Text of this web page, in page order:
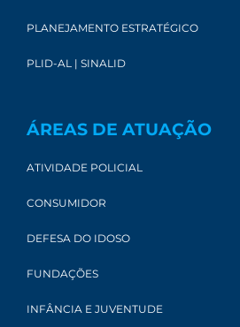
PLANEJAMENTO ESTRATÉGICO
PLID-AL | SINALID
ÁREAS DE ATUAÇÃO
ATIVIDADE POLICIAL
CONSUMIDOR
DEFESA DO IDOSO
FUNDAÇÕES
INFÂNCIA E JUVENTUDE